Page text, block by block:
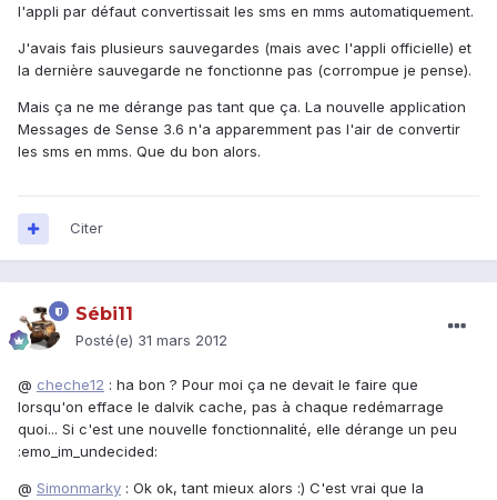
l'appli par défaut convertissait les sms en mms automatiquement.
J'avais fais plusieurs sauvegardes (mais avec l'appli officielle) et
la dernière sauvegarde ne fonctionne pas (corrompue je pense).
Mais ça ne me dérange pas tant que ça. La nouvelle application
Messages de Sense 3.6 n'a apparemment pas l'air de convertir
les sms en mms. Que du bon alors.
Citer
Sébi11
Posté(e) 31 mars 2012
@ cheche12 : ha bon ? Pour moi ça ne devait le faire que
lorsqu'on efface le dalvik cache, pas à chaque redémarrage
quoi... Si c'est une nouvelle fonctionnalité, elle dérange un peu
:emo_im_undecided:
@ Simonmarky : Ok ok, tant mieux alors :) C'est vrai que la